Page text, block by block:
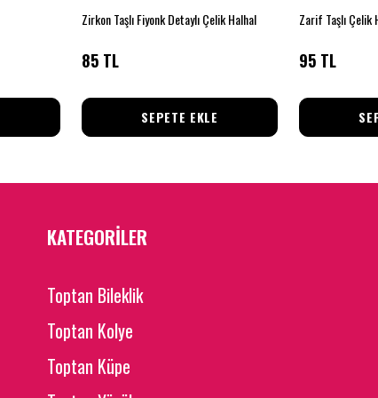
Zirkon Taşlı Fiyonk Detaylı Çelik Halhal
85 TL
SEPETE EKLE
Zarif Taşlı Çelik
95 TL
KATEGORİLER
Toptan Bileklik
Toptan Kolye
Toptan Küpe